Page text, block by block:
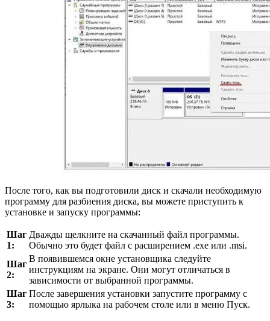
После того, как вы подготовили диск и скачали необходимую
программу для разбиения диска, вы можете приступить к
установке и запуску программы:
Шаг
1:
Дважды щелкните на скачанный файл программы.
Обычно это будет файл с расширением .exe или .msi.
Шаг
2:
В появившемся окне установщика следуйте
инструкциям на экране. Они могут отличаться в
зависимости от выбранной программы.
Шаг
3:
После завершения установки запустите программу с
помощью ярлыка на рабочем столе или в меню Пуск.